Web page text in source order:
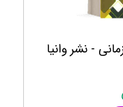
- نشر وانیا